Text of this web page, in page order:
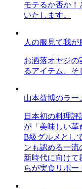
モテるか否か！
いたします。
人の服見て我が
お洒落オヤジの
るアイテム、そ
山本益博のラー
日本初の料理
が「美味しい革
B級グルメとし
ンも認める一流
新時代に向けて
らが実食リポー